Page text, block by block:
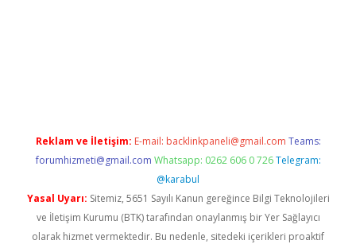
Reklam ve İletişim: E-mail: backlinkpaneli@gmail.com Teams:
forumhizmeti@gmail.com Whatsapp: 0262 606 0 726 Telegram:
@karabul
Yasal Uyarı: Sitemiz, 5651 Sayılı Kanun gereğince Bilgi Teknolojileri
ve İletişim Kurumu (BTK) tarafından onaylanmış bir Yer Sağlayıcı
olarak hizmet vermektedir. Bu nedenle, sitedeki içerikleri proaktif